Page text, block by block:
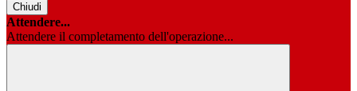
Chiudi
Attendere...
Attendere il completamento dell'operazione...